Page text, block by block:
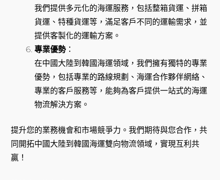
我們提供多元化的海運服務，包括整箱貨運、拼箱
貨運、特種貨運等，滿足客戶不同的運輸需求，並
提供客製化的運輸方案。
專業優勢：
在中國大陸到韓國海運領域，我們擁有獨特的專業
優勢，包括專業的路線規劃、海運合作夥伴網絡、
專業的客戶服務等，能夠為客戶提供一站式的海運
物流解決方案。
提升您的業務機會和市場競爭力。我們期待與您合作，共
同開拓中國大陸到韓國海運雙向物流領域，實現互利共
贏！